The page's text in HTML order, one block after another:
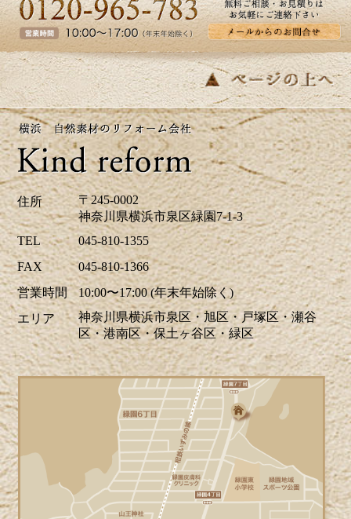
す。お気軽にお問い合わせください。
2026/05/27
皆さま、こんにちは。夏のように暑い日
があり体調管理が難しいですね。横浜市
K区E様邸のバス・洗面のリフォーム事例
をアップ致しましたのでご覧下さい。お
見積り、ご相談は無料です。お気軽にお
問合せ下さい。
2026/04/24
ツツジの花が街を鮮やかに彩り、お出か
けにも最適な季節ですね。当社はゴール
デンウイーク中も休まず営業しておりま
す。リフォームに関するご相談、お見積
りなどお気軽にお問い合わせください。
ホームページでは、H区M様邸のキッチ
リフォーム、A区N様邸の玄関ドアリフォ
ーム事例を掲載致しました。リフォーム
のご参考に是非ご覧ください。皆様から
のお問合せをお待ちしております。
2026/04/17
住所
〒245-0002
神奈川県横浜市泉区緑園7-1-3
TEL
045-810-1355
FAX
045-810-1366
営業時間
10:00〜17:00 (年末年始除く)
エリア
神奈川県横浜市泉区・旭区・戸塚区・瀬谷
区・港南区・保土ヶ谷区・緑区